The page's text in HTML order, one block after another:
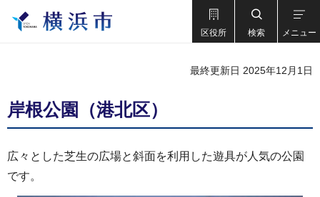
区役所 検索 メニュー
最終更新日 2025年12月1日
岸根公園（港北区）
広々とした芝生の広場と斜面を利用した遊具が人気の公園
です。